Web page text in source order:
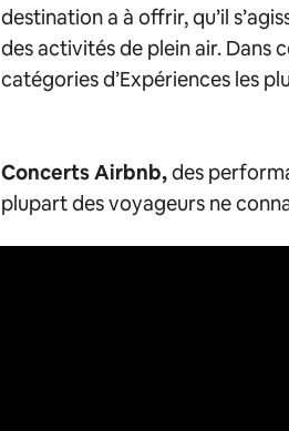
destination a à offrir, qu’il
des activités de plein air. Dans
catégories d’Expériences les
Concerts Airbnb,des
plupart des voyageurs ne